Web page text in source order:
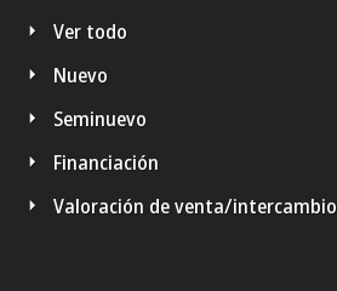
Ver todo
Nuevo
Seminuevo
Financiación
Valoración de venta/intercambio